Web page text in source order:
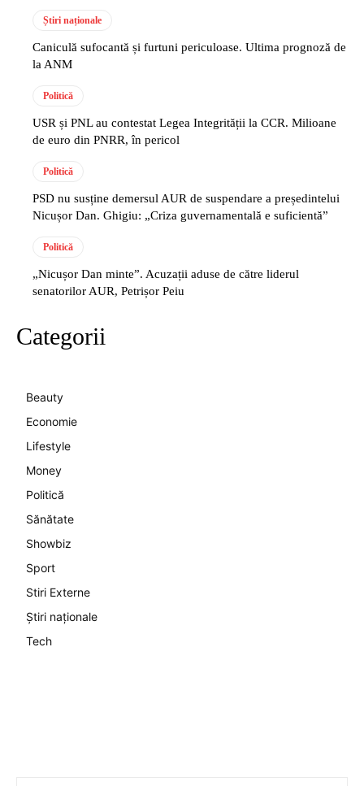
Știri naționale
Caniculă sufocantă și furtuni periculoase. Ultima prognoză de
la ANM
Politică
USR și PNL au contestat Legea Integrității la CCR. Milioane
de euro din PNRR, în pericol
Politică
PSD nu susține demersul AUR de suspendare a președintelui
Nicușor Dan. Ghigiu: „Criza guvernamentală e suficientă”
Politică
„Nicușor Dan minte”. Acuzații aduse de către liderul
senatorilor AUR, Petrișor Peiu
Categorii
Beauty
Economie
Lifestyle
Money
Politică
Sănătate
Showbiz
Sport
Stiri Externe
Știri naționale
Tech